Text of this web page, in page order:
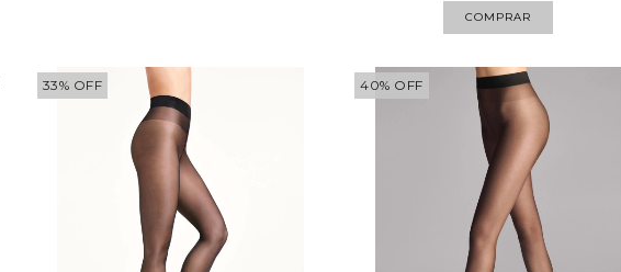
COMPRAR
33% OFF 40% OFF